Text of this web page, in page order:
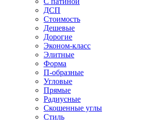
ДСП
Стоимость
Дешевые
Дорогие
Эконом-класс
Элитные
Форма
П-образные
Угловые
Прямые
Радиусные
Скошенные углы
Стиль